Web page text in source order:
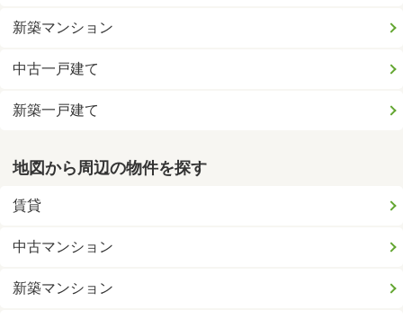
新築マンション
中古一戸建て
新築一戸建て
地図から周辺の物件を探す
賃貸
中古マンション
新築マンション